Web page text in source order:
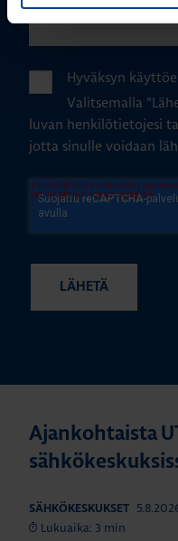
Hyväksyn
Valitsemalla
luvan henkilötietojesi
jotta sinulle voidaan
Ajankohtaista
SÄHKÖKESKUKSET
Lukuaika: 3 min